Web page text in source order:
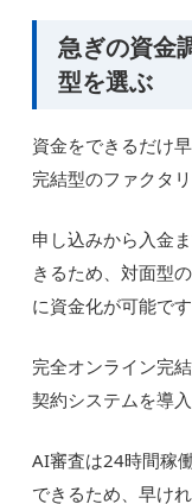
急ぎの資金
型を選ぶ
資金をできるだけ
完結型のファクタ
申し込みから入金
きるため、対面型
に資金化が可能です
完全オンライン完
契約システムを導
AI審査は24時間稼
できるため、早け